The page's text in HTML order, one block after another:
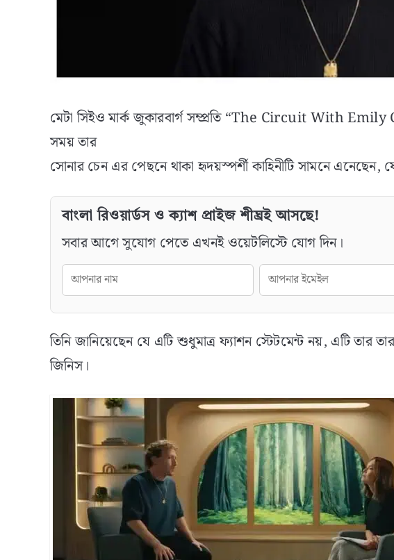
মেটা সিইও মার্ক জুকারবার্গ সম্প্রতি “The Circuit With Emily
সময় তার
সোনার চেন এর পেছনে থাকা হৃদয়স্পর্শী কাহিনীটি সামনে এনেছেন,
বাংলা রিওয়ার্ডস ও ক্যাশ প্রাইজ শীঘ্রই আসছে!
সবার আগে সুযোগ পেতে এখনই ওয়েটলিস্টে যোগ দিন।
তিনি জানিয়েছেন যে এটি শুধুমাত্র ফ্যাশন স্টেটমেন্ট নয়, এটি তার
জিনিস।